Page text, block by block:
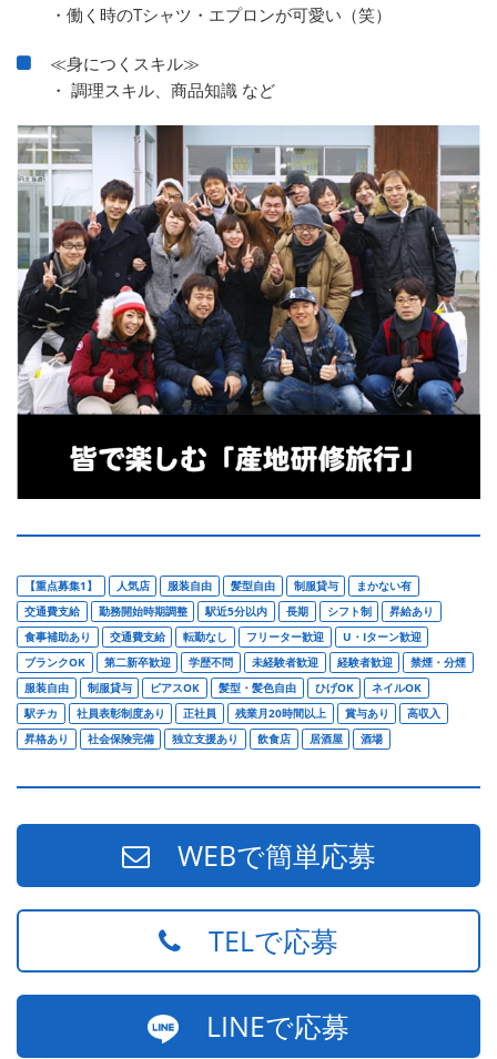
・働く時のTシャツ・エプロンが可愛い（笑）
≪身につくスキル≫
・ 調理スキル、商品知識 など
【重点募集1】 人気店 服装自由 髪型自由 制服貸与
まかない有
交通費支給
勤務開始時期調整 駅近5分以内 長期 シフト制
昇給あり
食事補助あり
交通費支給 転勤なし フリーター歓迎
U・Iターン歓迎
ブランクOK
第二新卒歓迎 学歴不問 未経験者歓迎 経験者歓迎
禁煙・分煙
服装自由
制服貸与 ピアスOK 髪型・髪色自由 ひげOK
ネイルOK
駅チカ
社員表彰制度あり 正社員 残業月20時間以上 賞与あり
高収入
昇格あり
社会保険完備 独立支援あり 飲食店 居酒屋 酒場
WEBで簡単応募
TELで応募
LINEで応募